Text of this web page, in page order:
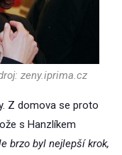
zeny.iprima.cz
Z domova se proto
s Hanzlíkem
brzo byl nejlepší krok,